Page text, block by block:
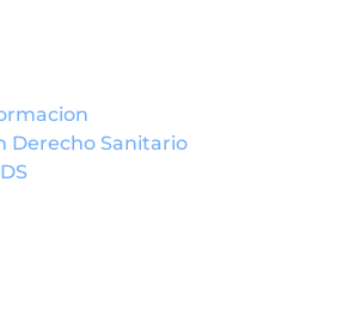
Derecho Sanitario